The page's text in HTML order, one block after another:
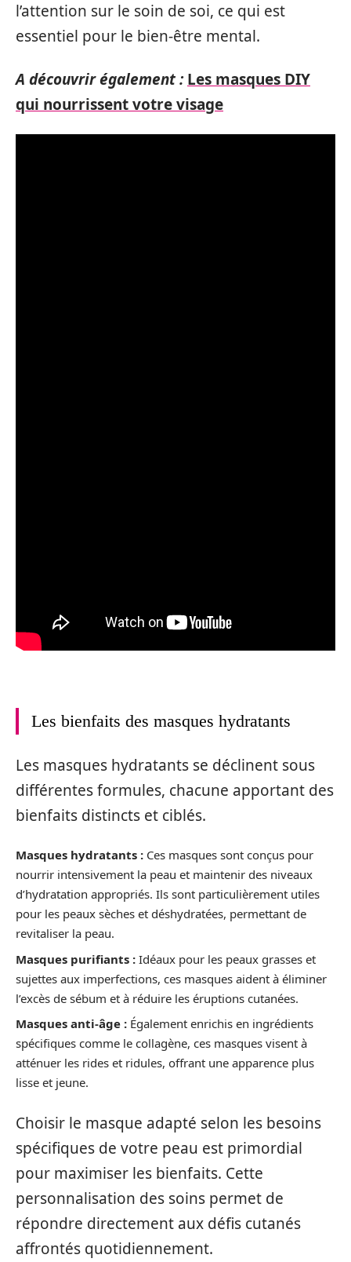
l’attention sur le soin de soi, ce qui est
essentiel pour le bien-être mental.
A découvrir également : Les masques DIY
qui nourrissent votre visage
Les bienfaits des masques hydratants
Les masques hydratants se déclinent sous
différentes formules, chacune apportant des
bienfaits distincts et ciblés.
Masques hydratants : Ces masques sont conçus pour
nourrir intensivement la peau et maintenir des niveaux
d’hydratation appropriés. Ils sont particulièrement utiles
pour les peaux sèches et déshydratées, permettant de
revitaliser la peau.
Masques purifiants : Idéaux pour les peaux grasses et
sujettes aux imperfections, ces masques aident à éliminer
l’excès de sébum et à réduire les éruptions cutanées.
Masques anti-âge : Également enrichis en ingrédients
spécifiques comme le collagène, ces masques visent à
atténuer les rides et ridules, offrant une apparence plus
lisse et jeune.
Choisir le masque adapté selon les besoins
spécifiques de votre peau est primordial
pour maximiser les bienfaits. Cette
personnalisation des soins permet de
répondre directement aux défis cutanés
affrontés quotidiennement.